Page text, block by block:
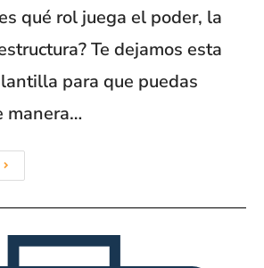
qué rol juega el poder, la
Te dejamos esta
para que puedas
manera…